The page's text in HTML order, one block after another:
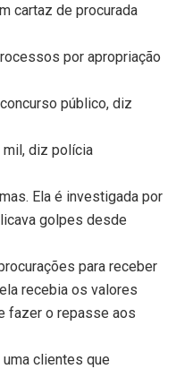
cartaz de procurada
por apropriação
público, diz
mil, diz polícia
Ela é investigada por
golpes desde
para receber
recebia os valores
fazer o repasse aos
clientes que